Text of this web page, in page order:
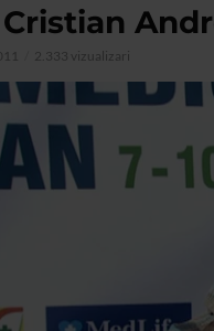
2.333 vizualizari